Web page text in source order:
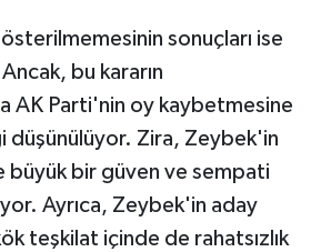
sonuçları ise
bu kararın
AK Parti'nin oy kaybetmesine
düşünülüyor. Zira, Zeybek'in
büyük bir güven ve sempati
Ayrıca, Zeybek'in aday
teşkilat içinde de rahatsızlık